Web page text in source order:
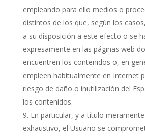
empleando para ello medios o
distintos de los que, según los
a su disposición a este efecto o se
expresamente en las páginas web
encuentren los contenidos o, en
empleen habitualmente en Internet
riesgo de daño o inutilización del
los contenidos.
En particular, y a título
exhaustivo, el Usuario se